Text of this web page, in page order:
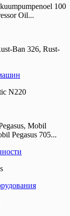
100
Oil...
Ban 326, Rust-
N220
Mobil
Pegasus 705...